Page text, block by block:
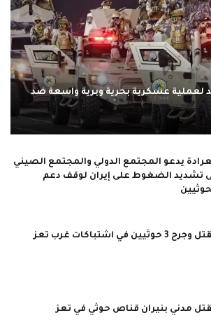
لعملية عسكرية بحرية وبرية واسعة ضد
يدعو المجتمع الدولي والمجتمع الصيني
تشديد الضغوط على إيران لوقف دعم
3 حوثيين في اشتباكات غرب تعز
مدني بنيران قناص حوثي في تعز